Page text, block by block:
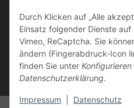
Durch Klicken auf „Alle
Einsatz folgender Dienste auf
Vimeo, ReCaptcha. Sie
ändern (Fingerabdruck-Icon
finden Sie unter Konfigurieren
Datenschutzerklärung.
Impressum Datenschutz
Die Ware unterliegt der
Kaufpreis enthaltene Umsatzsteuer
ausgewiesen.
** gilt für Lieferungen innerhalb
Länder entnehmen Sie bitte der